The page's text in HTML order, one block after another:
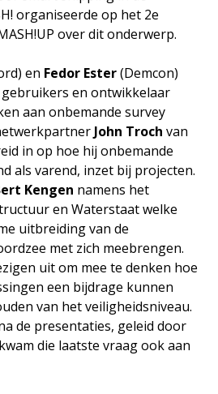
organiseerde op het 2e
over dit onderwerp.
en Fedor Ester(Demcon)
en ontwikkelaar
aan onbemande survey
John Troch van
in op hoe hij onbemande
als varend, inzet bij projecten.
Kengen namens het
en Waterstaat welke
uitbreiding van de
met zich meebrengen.
uit om mee te denken hoe
een bijdrage kunnen
van het veiligheidsniveau.
de presentaties, geleid door
die laatste vraag ook aan